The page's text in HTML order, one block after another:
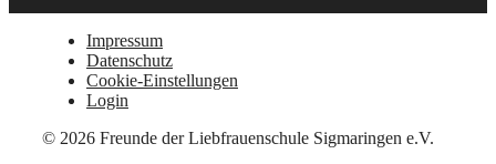
Impressum
Datenschutz
Cookie-Einstellungen
Login
© 2026 Freunde der Liebfrauenschule Sigmaringen e.V.